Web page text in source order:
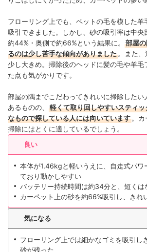
フローリング上でも、ペットの毛を模した羊
吸引できました。しかし、砂の吸引率は中央
約44%・奥側で約66%という結果に。
部屋
るのは少し苦手な傾向がありました 。また
少し大きめ。掃除後のヘッドに髪の毛や羊毛
た点も気がかりです。
部屋の隅までこだわってきれいに掃除したい
あるものの、
軽くて取り回しやすいスティ
なもので探している人には向いています 。
掃除にはとくに適しているでしょう。
良い
本体が1.46kgと軽いうえに、自走式パワ
ており動かしやすい
バッテリー持続時間は約34分と、短くは
カーペット上の砂を約66%吸引し、きれ
気になる
フローリング上では細かなゴミを吸引し
砂が残った